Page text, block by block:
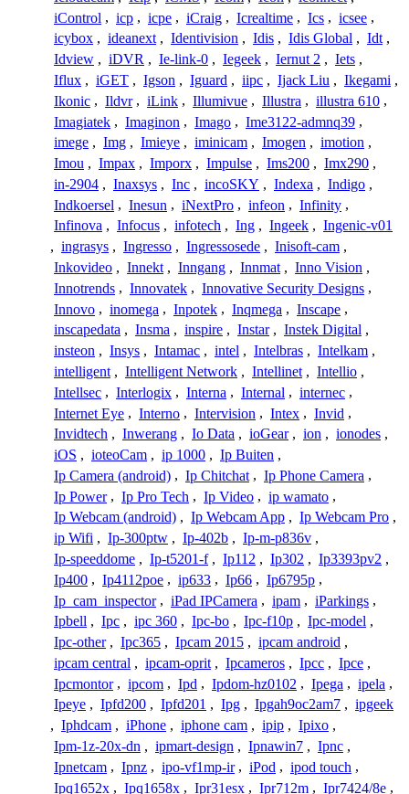
iControl , icp , icpe , iCraig , Icrealtime , Ics , icsee ,
icybox , ideanext , Identivision , Idis , Idis Global , Idt ,
Idview , iDVR , Ie-link-0 , Iegeek , Iernut 2 , Iets ,
Iflux , iGET , Igson , Iguard , iipc , Ijack Liu , Ikegami ,
Ikonic , Ildvr , iLink , Illumivue , Illustra , illustra 610 ,
Imagiatek , Imaginon , Imago , Ime3122-admnq39 ,
imege , Img , Imieye , iminicam , Imogen , imotion ,
Imou , Impax , Imporx , Impulse , Ims200 , Imx290 ,
in-2904 , Inaxsys , Inc , incoSKY , Indexa , Indigo ,
Indkoersel , Inesun , iNextPro , infeon , Infinity ,
Infinova , Infocus , infotech , Ing , Ingeek , Ingenic-v01
, ingrasys , Ingresso , Ingressosede , Inisoft-cam ,
Inkovideo , Innekt , Inngang , Innmat , Inno Vision ,
Innotrends , Innovatek , Innovative Security Designs ,
Innovo , inomega , Inpotek , Inqmega , Inscape ,
inscapedata , Insma , inspire , Instar , Instek Digital ,
insteon , Insys , Intamac , intel , Intelbras , Intelkam ,
intelligent , Intelligent Network , Intellinet , Intellio ,
Intellsec , Interlogix , Interna , Internal , internec ,
Internet Eye , Interno , Intervision , Intex , Invid ,
Invidtech , Inwerang , Io Data , ioGear , ion , ionodes ,
iOS , ioteoCam , ip 1000 , Ip Buiten ,
Ip Camera (android) , Ip Chitchat , Ip Phone Camera ,
Ip Power , Ip Pro Tech , Ip Video , ip wamato ,
Ip Webcam (android) , Ip Webcam App , Ip Webcam Pro ,
ip Wifi , Ip-300ptw , Ip-402b , Ip-m-p836v ,
Ip-speeddome , Ip-t5201-f , Ip112 , Ip302 , Ip3393pv2 ,
Ip400 , Ip4112poe , ip633 , Ip66 , Ip6795p ,
Ip_cam_inspector , iPad IPCamera , ipam , iParkings ,
Ipbell , Ipc , ipc 360 , Ipc-bo , Ipc-f10p , Ipc-model ,
Ipc-other , Ipc365 , Ipcam 2015 , ipcam android ,
ipcam central , ipcam-oprit , Ipcameros , Ipcc , Ipce ,
Ipcmontor , ipcom , Ipd , Ipdom-hz0102 , Ipega , ipela ,
Ipeye , Ipfd200 , Ipfd201 , Ipg , Ipgah9oc2am7 , ipgeek
, Iphdcam , iPhone , iphone cam , ipip , Ipixo ,
Ipm-1z-20x-dn , ipmart-design , Ipnawin7 , Ipnc ,
Ipnetcam , Ipnz , ipo-vf1mp-ir , iPod , ipod touch ,
Ipq1652x , Ipq1658x , Ipr31esx , Ipr712m , Ipr7424/8e ,